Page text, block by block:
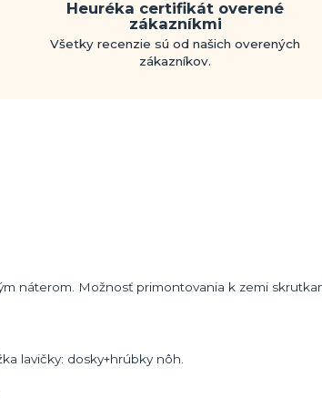
Heuréka certifikát overené
zákazníkmi
Všetky recenzie sú od našich overených
zákazníkov.
náterom. Možnosť primontovania k zemi
lavičky: dosky+hrúbky nôh.